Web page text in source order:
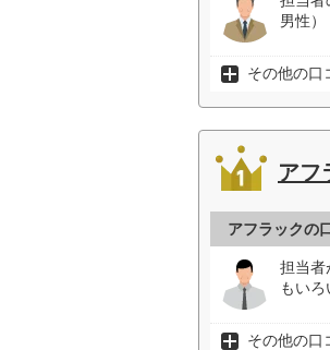
男性）
その他の口
アフ
アフラックの
担当者
もいろ
その他の口